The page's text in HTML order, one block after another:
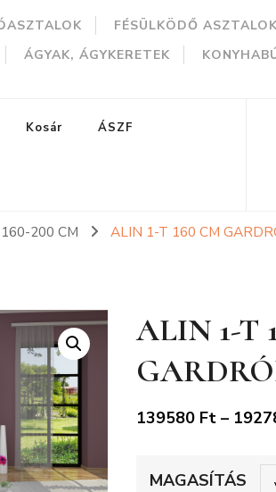
FÉSÜLKÖDŐ ASZTALOK
ÁGYAK, ÁGYKERETEK
Kosár ÁSZF
200 CM ALIN 1-T 160 CM
ALIN 1-T
139580 Ft –
MAGASÍTÁS